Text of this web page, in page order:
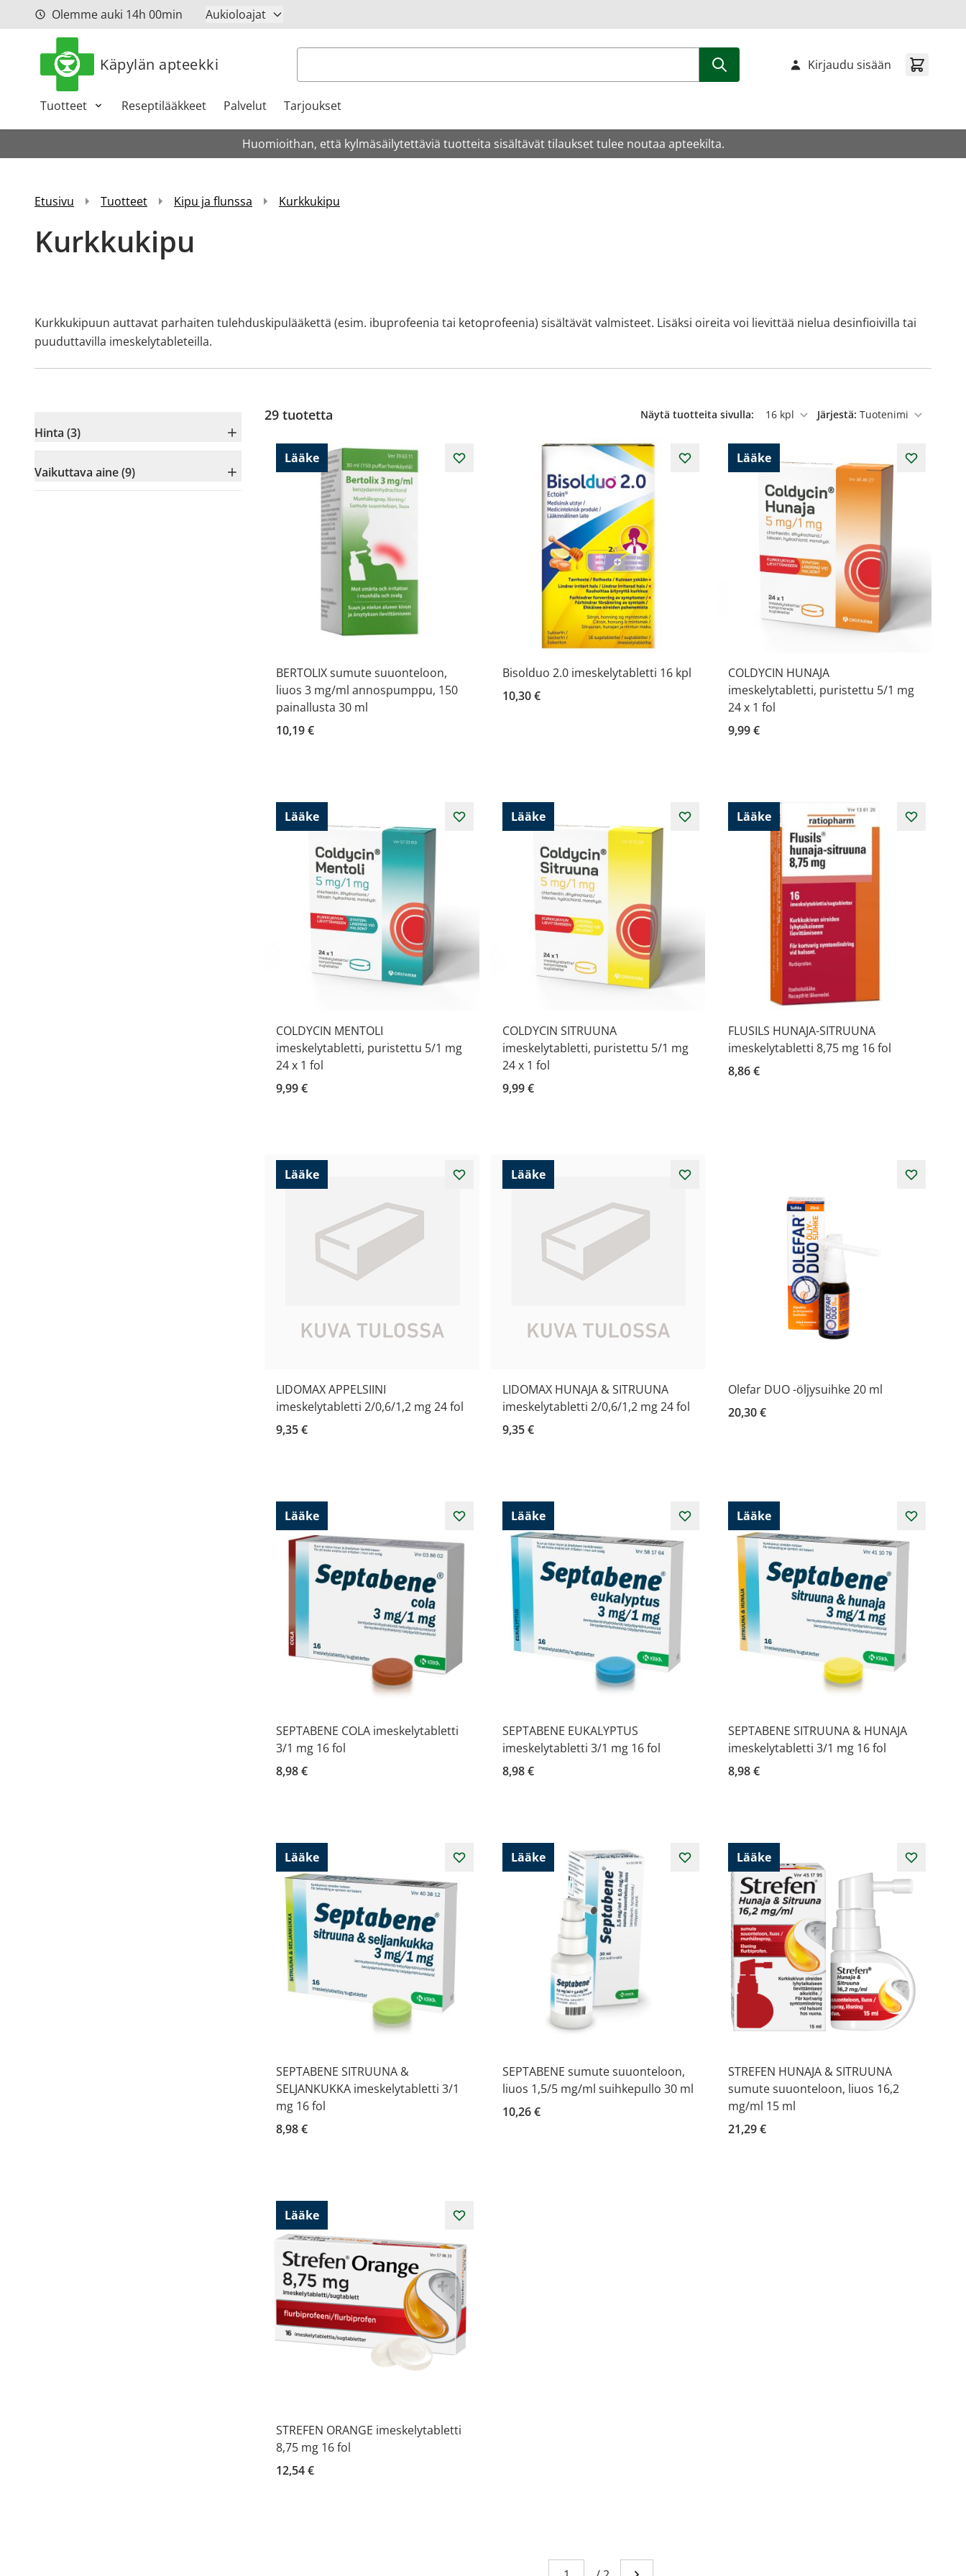
Siirry sisältöönOlemme auki 14h 00min Aukioloajat
Käpylän apteekki Haku
Tuotteet Reseptilääkkeet Palvelut Tarjoukset
Kirjaudu sisään
Huomioithan, että kylmäsäilytettäviä tuotteita sisältävät tilaukset tulee noutaa apteekilta.
Etusivu Tuotteet Kipu ja flunssa Kurkkukipu
Kurkkukipu
Kurkkukipuun auttavat parhaiten tulehduskipulääkettä (esim. ibuprofeenia tai ketoprofeenia) sisältävät valmisteet. Lisäksi oireita voi lievittää nielua desinfioivilla tai
puuduttavilla imeskelytableteilla.
Hinta (3)
Vaikuttava aine (9)
29 tuotetta Näytä tuotteita sivulla:
per sivu
Järjestä:
Lääke
BERTOLIX sumute suuonteloon,
liuos 3 mg/ml annospumppu, 150
painallusta 30 ml
10,19 €
Bisolduo 2.0 imeskelytabletti 16 kpl
10,30 €
Lääke
COLDYCIN HUNAJA
imeskelytabletti, puristettu 5/1 mg
24 x 1 fol
9,99 €
Lääke
COLDYCIN MENTOLI
imeskelytabletti, puristettu 5/1 mg
24 x 1 fol
9,99 €
Lääke
COLDYCIN SITRUUNA
imeskelytabletti, puristettu 5/1 mg
24 x 1 fol
9,99 €
Lääke
FLUSILS HUNAJA-SITRUUNA
imeskelytabletti 8,75 mg 16 fol
8,86 €
Lääke
LIDOMAX APPELSIINI
imeskelytabletti 2/0,6/1,2 mg 24 fol
9,35 €
Lääke
LIDOMAX HUNAJA & SITRUUNA
imeskelytabletti 2/0,6/1,2 mg 24 fol
9,35 €
Olefar DUO -öljysuihke 20 ml
20,30 €
Lääke
SEPTABENE COLA imeskelytabletti
3/1 mg 16 fol
8,98 €
Lääke
SEPTABENE EUKALYPTUS
imeskelytabletti 3/1 mg 16 fol
8,98 €
Lääke
SEPTABENE SITRUUNA & HUNAJA
imeskelytabletti 3/1 mg 16 fol
8,98 €
Lääke
SEPTABENE SITRUUNA &
SELJANKUKKA imeskelytabletti 3/1
mg 16 fol
8,98 €
Lääke
SEPTABENE sumute suuonteloon,
liuos 1,5/5 mg/ml suihkepullo 30 ml
10,26 €
Lääke
STREFEN HUNAJA & SITRUUNA
sumute suuonteloon, liuos 16,2
mg/ml 15 ml
21,29 €
Lääke
STREFEN ORANGE imeskelytabletti
8,75 mg 16 fol
12,54 €
Sivu